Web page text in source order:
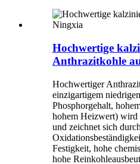
Hochwertige
Anthrazitkohle
Hochwertiger
einzigartigem
Phosphorgehalt,
hohem Heizwert) wird
und zeichnet sich
Festigkeit, hohe
hohe